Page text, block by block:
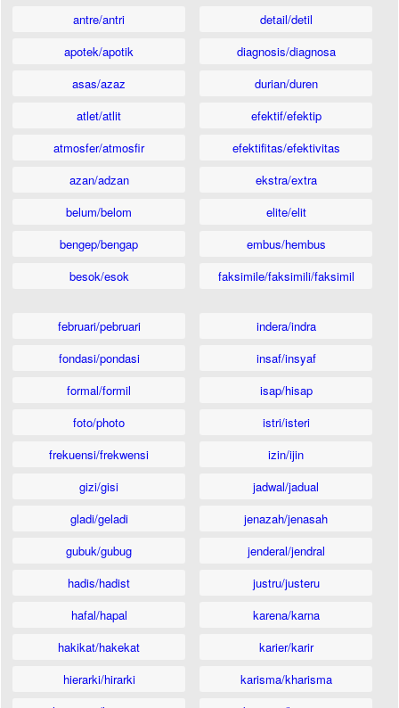
antre/antri
apotek/apotik
asas/azaz
atlet/atlit
atmosfer/atmosfir
azan/adzan
belum/belom
bengep/bengap
besok/esok
detail/detil
diagnosis/diagnosa
durian/duren
efektif/efektip
efektifitas/efektivitas
ekstra/extra
elite/elit
embus/hembus
faksimile/faksimili/faksimil
februari/pebruari
fondasi/pondasi
formal/formil
foto/photo
frekuensi/frekwensi
gizi/gisi
gladi/geladi
gubuk/gubug
hadis/hadist
hafal/hapal
hakikat/hakekat
hierarki/hirarki
indera/indra
insaf/insyaf
isap/hisap
istri/isteri
izin/ijin
jadwal/jadual
jenazah/jenasah
jenderal/jendral
justru/justeru
karena/karna
karier/karir
karisma/kharisma